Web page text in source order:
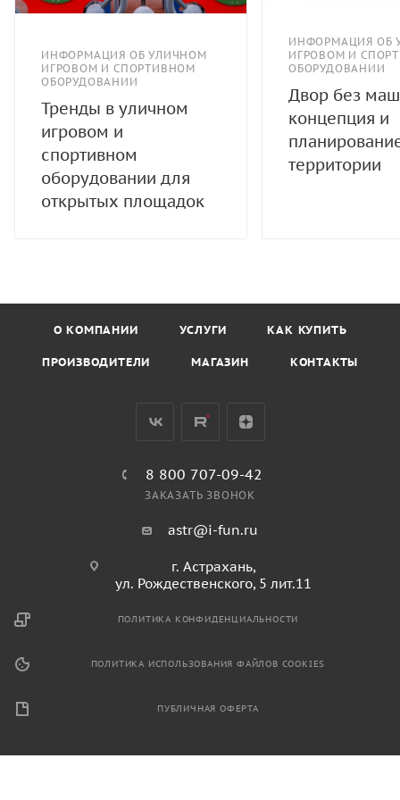
ИНФОРМАЦИЯ ОБ УЛИЧНОМ
ИГРОВОМ И СПОРТИВНОМ
ОБОРУДОВАНИИ
Тренды в уличном
игровом и
спортивном
оборудовании для
открытых площадок
ИНФОРМАЦИЯ ОБ
ИГРОВОМ И
ОБОРУДОВАНИИ
Двор без
концепция и
территории
О КОМПАНИИ УСЛУГИ КАК КУПИТЬ
ПРОИЗВОДИТЕЛИ МАГАЗИН КОНТАКТЫ
8 800 707-09-42
ЗАКАЗАТЬ ЗВОНОК
astr@i-fun.ru
г. Астрахань,
ул. Рождественского, 5 лит.11
ПОЛИТИКА КОНФИДЕНЦИАЛЬНОСТИ
ПОЛИТИКА ИСПОЛЬЗОВАНИЯ ФАЙЛОВ COOKIES
ПУБЛИЧНАЯ ОФЕРТА